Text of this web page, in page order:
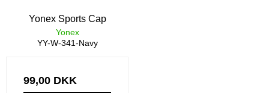
Yonex Sports Cap
Yonex
YY-W-341-Navy
99,00 DKK